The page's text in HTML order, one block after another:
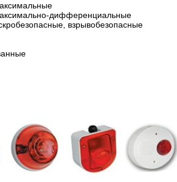
дифференциальные
взрывобезопасные